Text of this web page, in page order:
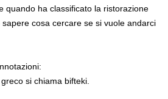
quando ha classificato la ristorazione
cosa cercare se si vuole andarci
si chiama bifteki.